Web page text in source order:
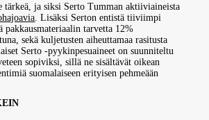
tärkeä, ja siksi Serto Tumman aktiiviaineista
. Lisäksi Serton entistä tiiviimpi
pakkausmateriaalin tarvetta 12%
sekä kuljetusten aiheuttamaa rasitusta
Serto -pyykinpesuaineet on suunniteltu
sopiviksi, sillä ne sisältävät oikean
suomalaiseen erityisen pehmeään